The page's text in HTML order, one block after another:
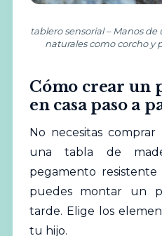
tablero sensorial – Manos
naturales como corcho y
Cómo crear un
en casa paso a
No necesitas
una tabla de
pegamento
puedes montar un
tarde. Elige los
tu hijo.